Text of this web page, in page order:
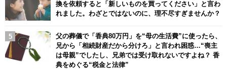
換を依頼すると「新しいものを買ってください」と言わ
れました。わざとではないのに、理不尽すぎませんか？
父の葬儀で「香典80万円」を“母の生活費”に使ったら、
兄から「相続財産だから分けろ」と言われ困惑…“喪主
は母親”でしたし、兄弟では受け取れないですよね？ 香
典をめぐる“税金と法律”